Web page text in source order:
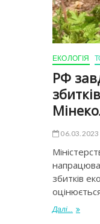
ЕКОЛОГІЯ
РФ
06.03.2023
збитків
Далі...